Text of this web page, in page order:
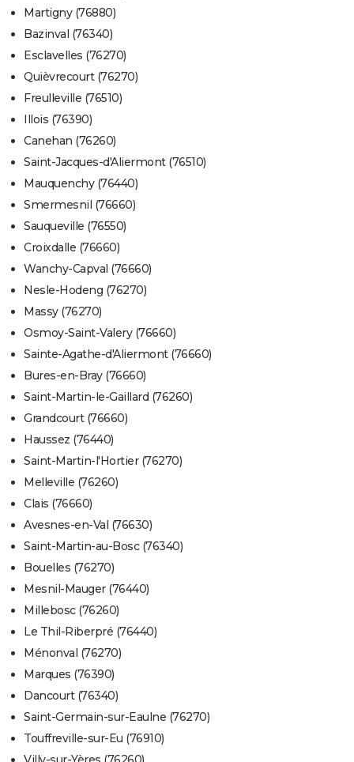
Martigny (76880)
Bazinval (76340)
Esclavelles (76270)
Quièvrecourt (76270)
Freulleville (76510)
Illois (76390)
Canehan (76260)
Saint-Jacques-d'Aliermont (76510)
Mauquenchy (76440)
Smermesnil (76660)
Sauqueville (76550)
Croixdalle (76660)
Wanchy-Capval (76660)
Nesle-Hodeng (76270)
Massy (76270)
Osmoy-Saint-Valery (76660)
Sainte-Agathe-d'Aliermont (76660)
Bures-en-Bray (76660)
Saint-Martin-le-Gaillard (76260)
Grandcourt (76660)
Haussez (76440)
Saint-Martin-l'Hortier (76270)
Melleville (76260)
Clais (76660)
Avesnes-en-Val (76630)
Saint-Martin-au-Bosc (76340)
Bouelles (76270)
Mesnil-Mauger (76440)
Millebosc (76260)
Le Thil-Riberpré (76440)
Ménonval (76270)
Marques (76390)
Dancourt (76340)
Saint-Germain-sur-Eaulne (76270)
Touffreville-sur-Eu (76910)